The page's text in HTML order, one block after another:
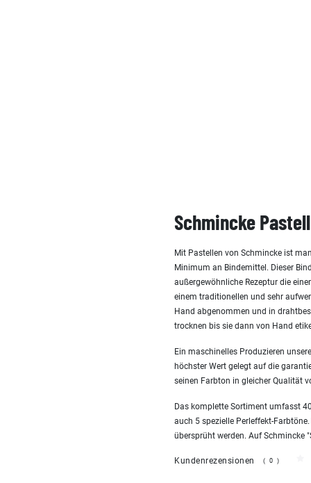
Schmincke Pastell
Mit Pastellen von Schmincke ist
Minimum an Bindemittel. Dieser
außergewöhnliche Rezeptur die
einem traditionellen und sehr
Hand abgenommen und in
trocknen bis sie dann von Hand
Ein maschinelles Produzieren
höchster Wert gelegt auf die
seinen Farbton in gleicher Qualität
Das komplette Sortiment umfasst
auch 5 spezielle Perleffekt-
übersprüht werden. Auf Schmincke
Kundenrezensionen (0)